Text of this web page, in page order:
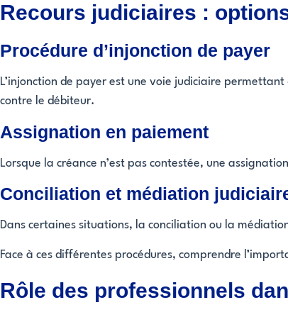
Recours judiciaires :
Procédure d’injonction de payer
L’injonction de payer est une voie judiciaire
contre le débiteur.
Assignation en paiement
Lorsque la créance n’est pas contestée, une
Conciliation et médiation
Dans certaines situations, la conciliation ou la
Face à ces différentes procédures, comprendre
Rôle des professionnels